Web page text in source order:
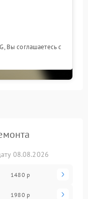
Вы соглашаетесь с
08.08.2026
1480 р
1980 р